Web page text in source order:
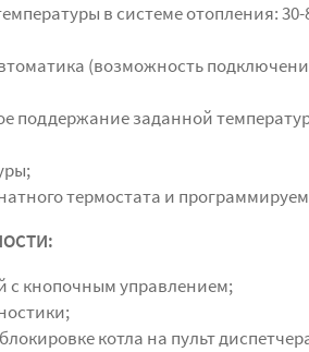
в системе отопления: 30-
(возможность
поддержание заданной
термостата и
:
с кнопочным управлением;
котла на пульт